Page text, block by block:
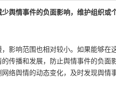
舆情事件的负面影响，维护组织或
影响范围也相对较小。如果能够在
传播和发展，防止舆情事件的负面
络舆情的动态变化，及时发现舆情